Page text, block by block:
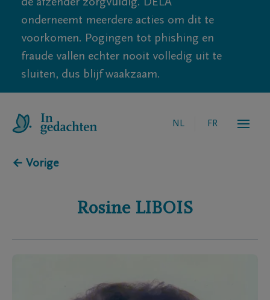
de afzender zorgvuldig. DELA
onderneemt meerdere acties om dit te
voorkomen. Pogingen tot phishing en
fraude vallen echter nooit volledig uit te
sluiten, dus blijf waakzaam.
NL FR
← Vorige
Rosine LIBOIS